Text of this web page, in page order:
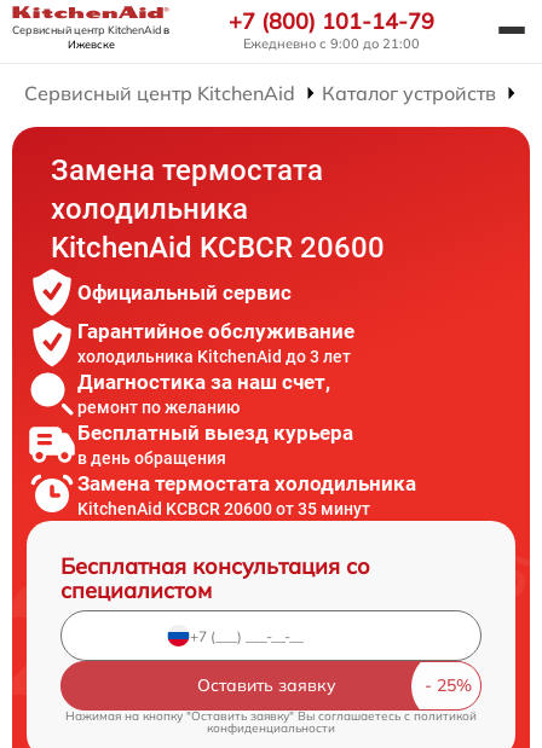
Сервисный центр KitchenAidв
Ижевске
+7 (800) 101-14-79
Ежедневно с 9:00 до 21:00
Сервисный центр KitchenAid Каталог устройств
Замена термостата
холодильника
KitchenAid KCBCR 20600
Официальный сервис
Гарантийное обслуживание
холодильника KitchenAid до 3 лет
Диагностика за наш счет,
ремонт по желанию
Бесплатный выезд курьера
в день обращения
Замена термостата холодильника
KitchenAid KCBCR 20600 от 35 минут
Бесплатная консультация со
специалистом
Оставить заявку
Нажимая на кнопку "Оставить заявку" Вы соглашаетесь cполитикой
конфиденциальности